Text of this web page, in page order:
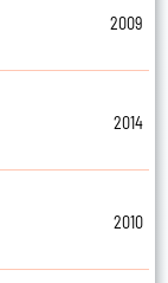
2009
2014
2010